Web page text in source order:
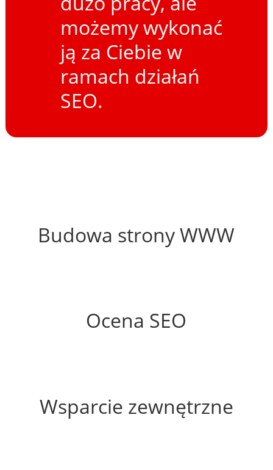
możemy wykonać
ją za Ciebie w
ramach działań
SEO.
Budowa strony WWW
Ocena SEO
Wsparcie zewnętrzne